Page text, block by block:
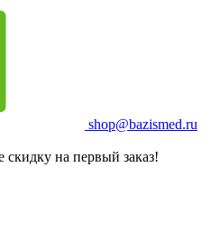
shop@bazismed.ru
скидку на первый заказ!